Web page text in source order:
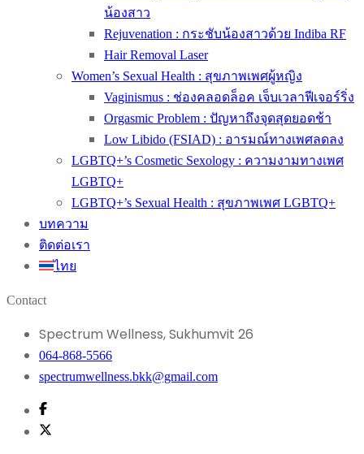
น้องสาว
Rejuvenation : กระชับน้องสาวด้วย Indiba RF
Hair Removal Laser
Women’s Sexual Health : สุขภาพเพศผู้หญิง
Vaginismus : ช่องคลอดล็อค เจ็บเวลาฟีเจอร์ริ่ง
Orgasmic Problem : ปัญหาถึงจุดสุดยอดช้า
Low Libido (FSIAD) : อารมณ์ทางเพศลดลง
LGBTQ+’s Cosmetic Sexology : ความงามทางเพศ
LGBTQ+
LGBTQ+’s Sexual Health : สุขภาพเพศ LGBTQ+
บทความ
ติดต่อเรา
ไทย
Contact
Spectrum Wellness, Sukhumvit 26
064-868-5566
spectrumwellness.bkk@gmail.com